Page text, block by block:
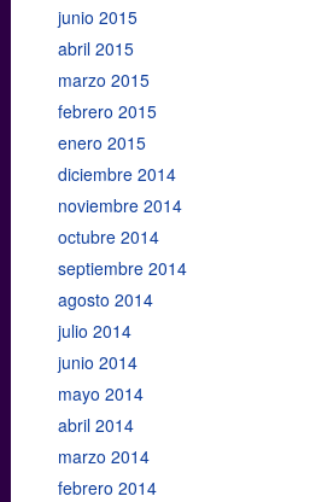
junio 2015
abril 2015
marzo 2015
febrero 2015
enero 2015
diciembre 2014
noviembre 2014
octubre 2014
septiembre 2014
agosto 2014
julio 2014
junio 2014
mayo 2014
abril 2014
marzo 2014
febrero 2014